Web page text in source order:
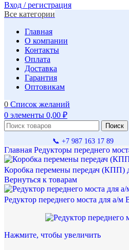
Вход / регистрация
Все категории
Главная
О компании
Контакты
Оплата
Доставка
Гарантия
Оптовикам
0 Список желаний
0 элементы 0,00 ₽
Поиск
📞 +7 987 163 17 89
Главная Редукторы переднего
Коробка перемены передач (КПП)
Вернуться к товарам
Редуктор переднего моста для а/
Нажмите, чтобы увеличить